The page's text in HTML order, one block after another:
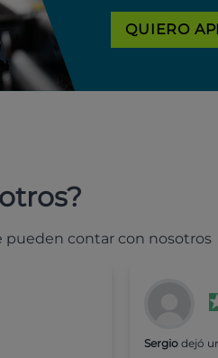
QUIERO
pueden contar con nosotros
Sergiodejó